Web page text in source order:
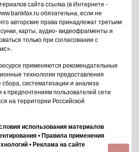
сайта ссылка (в Интернете -
обязательна, если не
авторские права принадлежат третьим
карты, аудио- видеофрагменты и
только при согласовании с
применяются рекомендательные
технологии предоставления
систематизации и анализа
к предпочтениям пользователей сети
на территории Российской
использования материалов
• Правила применения
• Реклама на сайте